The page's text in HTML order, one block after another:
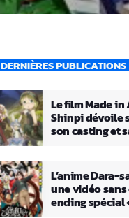
DERNIÈRES PUBLICATIONS
Le film Made in
Shinpi dévoile
son casting et
L’anime Dara-
une vidéo
ending spécial